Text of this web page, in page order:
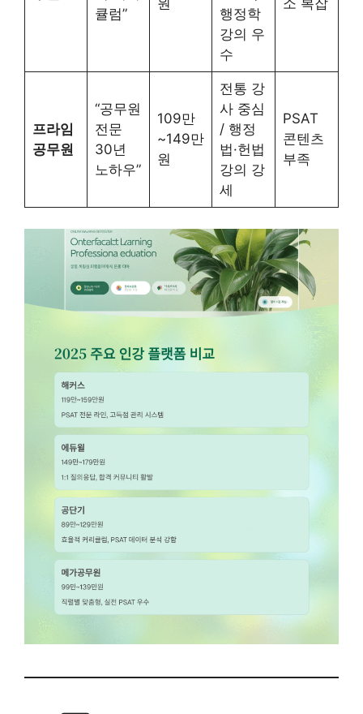
큘럼”
원
행정학
강의 우
수
소 복잡
프라임
공무원
“공무원
전문
30년
노하우”
109만
~149만
원
전통 강
사 중심
/ 행정
법·헌법
강의 강
세
PSAT
콘텐츠
부족